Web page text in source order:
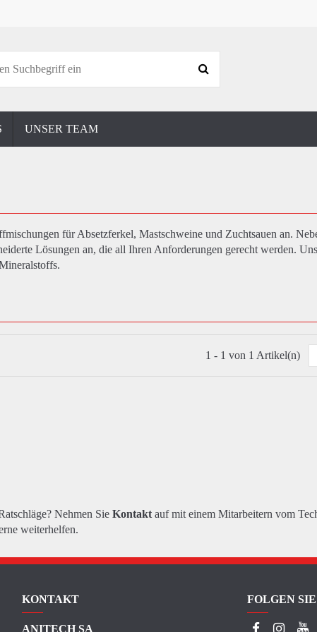
UNSER TEAM
für Absetzferkel, Mastschweine und Zuchtsauen an.
Lösungen an, die all Ihren Anforderungen gerecht werden.
1 - 1 von 1 Artikel(n)
Nehmen Sie Kontaktauf mit einem Mitarbeitern vom
weiterhelfen.
KONTAKT
ANITECH SA
FOLGEN